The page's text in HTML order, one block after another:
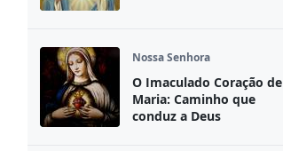
Nossa Senhora
O Imaculado Coração de
Maria: Caminho que
conduz a Deus